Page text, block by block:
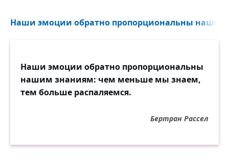
Наши эмоции обратно пропорциональны
Наши эмоции обратно пропорциональны
нашим знаниям: чем меньше мы знаем,
тем больше распаляемся.
Бертран Рассел